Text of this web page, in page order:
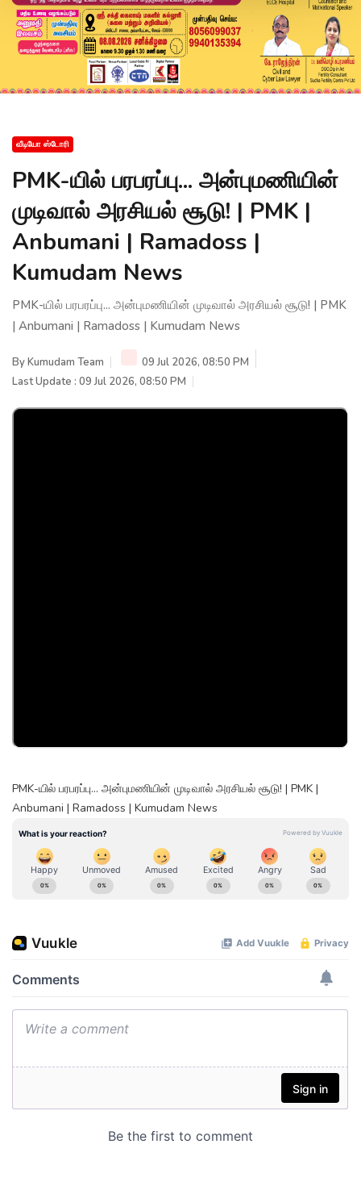
வீடியோ ஸ்டோரி
PMK-யில் பரபரப்பு... அன்புமணியின்
முடிவால் அரசியல் சூடு! | PMK |
Anbumani | Ramadoss |
Kumudam News
PMK-யில் பரபரப்பு... அன்புமணியின் முடிவால் அரசியல் சூடு! | PMK
| Anbumani | Ramadoss | Kumudam News
ByKumudam Team
09 Jul 2026, 08:50 PM
Last Update : 09 Jul 2026, 08:50 PM
PMK-யில் பரபரப்பு... அன்புமணியின் முடிவால் அரசியல் சூடு! | PMK |
Anbumani | Ramadoss | Kumudam News